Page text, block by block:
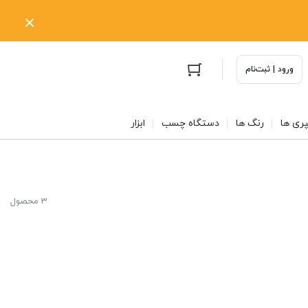
ورود | ثبت‌نام
ها رنگ ها دستگاه چسب ابزار
3 محصول